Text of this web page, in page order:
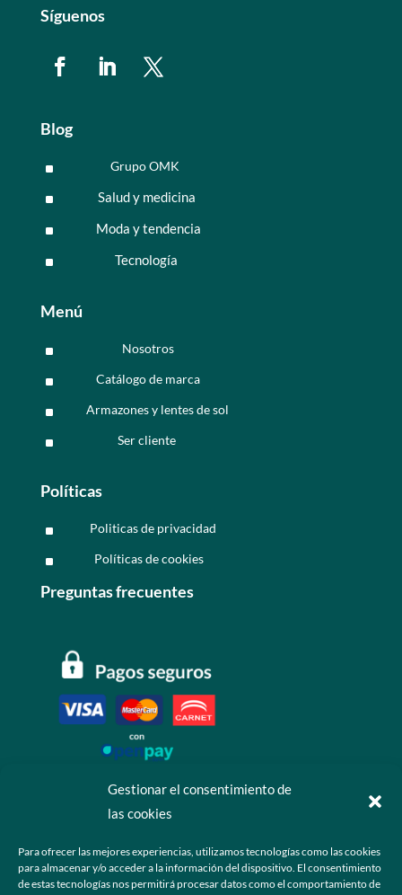
Gestionar el consentimiento de
las cookies
Para ofrecer las mejores experiencias, utilizamos tecnologías como las cookies
para almacenar y/o acceder a la información del dispositivo. El consentimiento
de estas tecnologías nos permitirá procesar datos como el comportamiento de
Síguenos
Blog
^ Grupo OMK
^ Salud y medicina
^ Moda y tendencia
^ Tecnología
Menú
^ Nosotros
^ Catálogo de marca
^ Armazones y lentes de sol
^ Ser cliente
Políticas
^ Politicas de privacidad
^ Políticas de cookies
Preguntas frecuentes
 +52 55 6173 7725 (Ventas)